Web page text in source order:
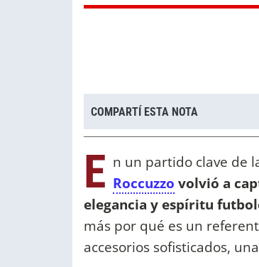
COMPARTÍ ESTA NOTA
E n un partido clave de
Roccuzzo volvió a
elegancia y espíritu
más por qué es un
accesorios sofisticados,